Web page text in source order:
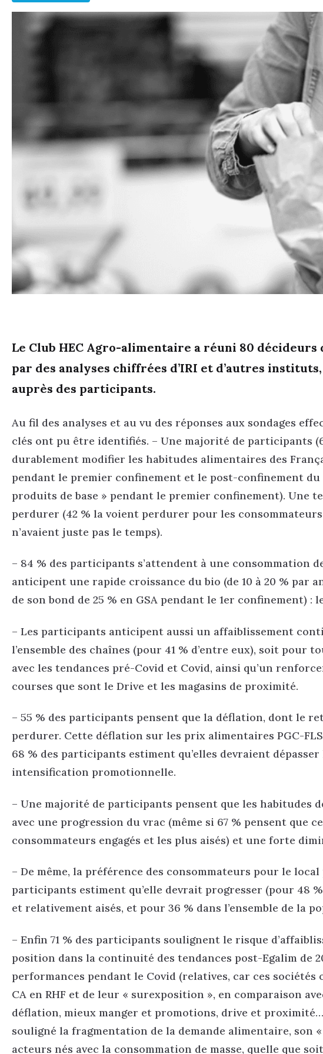
Le Club HEC Agro-alimentaire a réuni 80
par des analyses chiffrées d’IRI et d’autres
auprès des participants.
Au fil des analyses et au vu des réponses aux sondages
clés ont pu être identifiés. – Une majorité de participants
durablement modifier les habitudes alimentaires des
pendant le premier confinement et le post-confinement du
produits de base » pendant le premier confinement). Une
perdurer (42 % la voient perdurer pour les
n’avaient juste pas le temps).
– 84 % des participants s’attendent à une consommation
anticipent une rapide croissance du bio (de 10 à 20 % par
de son bond de 25 % en GSA pendant le 1er confinement) :
– Les participants anticipent aussi un affaiblissement
l’ensemble des chaînes (pour 41 % d’entre eux), soit pour
avec les tendances pré-Covid et Covid, ainsi qu’un
courses que sont le Drive et les magasins de proximité.
– 55 % des participants pensent que la déflation, dont le
perdurer. Cette déflation sur les prix alimentaires PGC-
68 % des participants estiment qu’elles devraient
intensification promotionnelle.
– Une majorité de participants pensent que les habitudes
avec une progression du vrac (même si 67 % pensent que
consommateurs engagés et les plus aisés) et une forte
– De même, la préférence des consommateurs pour le
participants estiment qu’elle devrait progresser (pour 48
et relativement aisés, et pour 36 % dans l’ensemble de la
– Enfin 71 % des participants soulignent le risque
position dans la continuité des tendances post-Egalim de
performances pendant le Covid (relatives, car ces
CA en RHF et de leur « surexposition », en comparaison
déflation, mieux manger et promotions, drive et
souligné la fragmentation de la demande alimentaire, son
acteurs nés avec la consommation de masse, quelle que